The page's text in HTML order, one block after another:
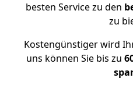
besten Service zu den
zu
Kostengünstiger wird
uns können Sie bis zu